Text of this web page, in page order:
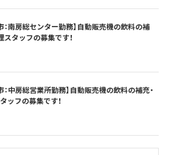
：南房総センター勤務】自動販売機の飲料の補
スタッフの募集です！
：中房総営業所勤務】自動販売機の飲料の補充・
ッフの募集です！